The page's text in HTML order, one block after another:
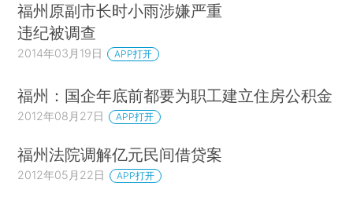
福州原副市长时小雨涉嫌严重
违纪被调查
2014年03月19日 APP打开
福州：国企年底前都要为职工建立住房公积金
2012年08月27日 APP打开
福州法院调解亿元民间借贷案
2012年05月22日 APP打开